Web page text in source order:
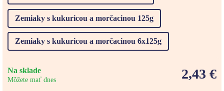
Zemiaky s kukuricou a morčacinou 125g
Zemiaky s kukuricou a morčacinou 6x125g
Na sklade
Môžete mať dnes 2,43 €